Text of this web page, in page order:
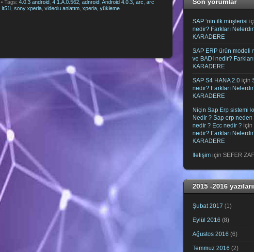
• Tags: 4.0.3 android 4.1.A.0.562 adnroid Android 4.0.3 arc arc
lt51i sony xperia videolu anlatım xperia yükleme
SAP ‘nin ilk müşterisi
nedir? Farkları
KARADERE
SAP ERP ürün modeli
ve BADI nedir?
KARADERE
SAP S4 HANA 2.0 için
nedir? Farkları
KARADERE
Niçin Sap Erp sistemi
Nedir ? Sap erp neden
nedir ? Ecc nedir ? için
nedir? Farkları
KARADERE
İletişim için SEFER
2015 -2016
Şubat 2017 (1)
Eylül 2016 (8)
Ağustos 2016 (6)
Temmuz 2016 (2)